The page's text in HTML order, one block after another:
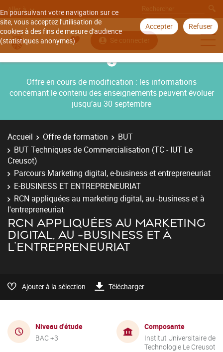
En poursuivant votre navigation sur ce
site, vous acceptez l'utilisation de
cookies à des fins de mesure d'audience
(statistiques anonymes).
Accepter Refuser
Aller à
Se connecter
Offre en cours de modification : les informations
concernant le contenu des enseignements peuvent évoluer
jusqu’au 30 septembre
Accueil Offre de formation
BUT
BUT Techniques de Commercialisation (TC - IUT Le
Creusot)
Parcours Marketing digital, e-business et entrepreneuriat
E-BUSINESS ET ENTREPRENEURIAT
RCN appliquées au marketing digital, au -business et à
l'entrepreneuriat
RCN APPLIQUÉES AU MARKETING
DIGITAL, AU -BUSINESS ET À
L'ENTREPRENEURIAT
Ajouter à la sélection Télécharger
Niveau d'étude
BAC +3
Composante
Institut Universitaire de
Technologie Le Creusot